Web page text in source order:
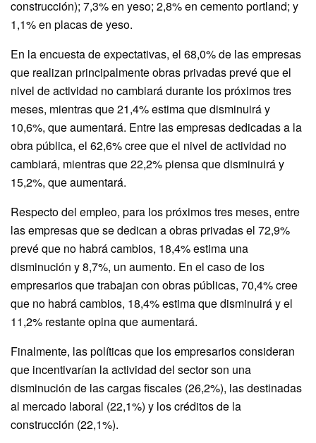
construcción); 7,3% en yeso; 2,8% en cemento portland; y
1,1% en placas de yeso.
En la encuesta de expectativas, el 68,0% de las empresas
que realizan principalmente obras privadas prevé que el
nivel de actividad no cambiará durante los próximos tres
meses, mientras que 21,4% estima que disminuirá y
10,6%, que aumentará. Entre las empresas dedicadas a la
obra pública, el 62,6% cree que el nivel de actividad no
cambiará, mientras que 22,2% piensa que disminuirá y
15,2%, que aumentará.
Respecto del empleo, para los próximos tres meses, entre
las empresas que se dedican a obras privadas el 72,9%
prevé que no habrá cambios, 18,4% estima una
disminución y 8,7%, un aumento. En el caso de los
empresarios que trabajan con obras públicas, 70,4% cree
que no habrá cambios, 18,4% estima que disminuirá y el
11,2% restante opina que aumentará.
Finalmente, las políticas que los empresarios consideran
que incentivarían la actividad del sector son una
disminución de las cargas fiscales (26,2%), las destinadas
al mercado laboral (22,1%) y los créditos de la
construcción (22,1%).